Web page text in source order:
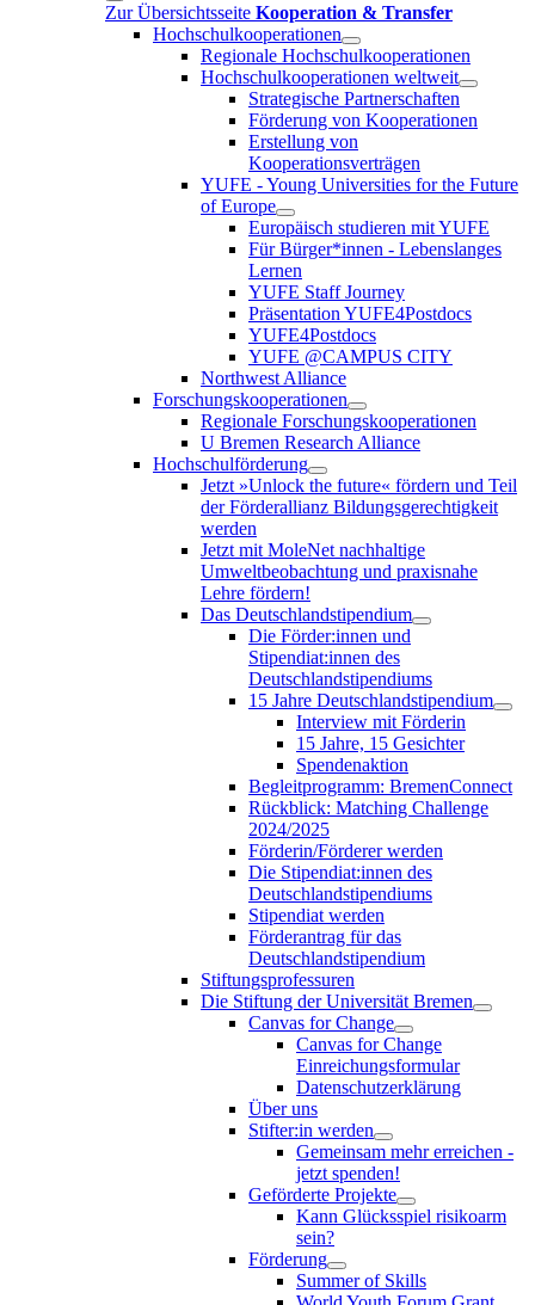
Zur Übersichtsseite Kooperation & Transfer
Hochschulkooperationen
Regionale Hochschulkooperationen
Hochschulkooperationen weltweit
Strategische Partnerschaften
Förderung von Kooperationen
Erstellung von
Kooperationsverträgen
YUFE - Young Universities for the Future
of Europe
Europäisch studieren mit YUFE
Für Bürger*innen - Lebenslanges
Lernen
YUFE Staff Journey
Präsentation YUFE4Postdocs
YUFE4Postdocs
YUFE @CAMPUS CITY
Northwest Alliance
Forschungskooperationen
Regionale Forschungskooperationen
U Bremen Research Alliance
Hochschulförderung
Jetzt »Unlock the future« fördern und Teil
der Förderallianz Bildungsgerechtigkeit
werden
Jetzt mit MoleNet nachhaltige
Umweltbeobachtung und praxisnahe
Lehre fördern!
Das Deutschlandstipendium
Die Förder:innen und
Stipendiat:innen des
Deutschlandstipendiums
15 Jahre Deutschlandstipendium
Interview mit Förderin
15 Jahre, 15 Gesichter
Spendenaktion
Begleitprogramm: BremenConnect
Rückblick: Matching Challenge
2024/2025
Förderin/Förderer werden
Die Stipendiat:innen des
Deutschlandstipendiums
Stipendiat werden
Förderantrag für das
Deutschlandstipendium
Stiftungsprofessuren
Die Stiftung der Universität Bremen
Canvas for Change
Canvas for Change
Einreichungsformular
Datenschutzerklärung
Über uns
Stifter:in werden
Gemeinsam mehr erreichen -
jetzt spenden!
Geförderte Projekte
Kann Glücksspiel risikoarm
sein?
Förderung
Summer of Skills